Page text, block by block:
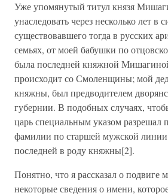
Уже упомянутый титул князя
унаследовать через несколько лет в
существовавшего тогда в русских
семьях, от моей бабушки по
была последней княжной
происходит со Смоленщины; мой
княжны, был предводителем
губернии. В подобных случаях,
царь специальным указом разрешал
фамилии по старшей мужской линии
последней в роду княжны[2].
Понятно, что я рассказал о подвиге
некоторые сведения о имени,